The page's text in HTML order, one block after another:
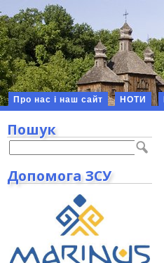
Про нас і наш сайт НОТИ
Пошук
Допомога ЗСУ